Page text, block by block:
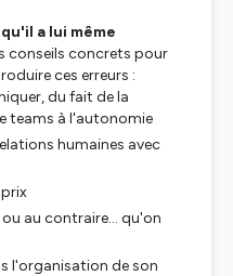
a lui même
conseils concrets pour
ces erreurs :
du fait de la
teams à l'autonomie
humaines avec
au contraire... qu'on
l'organisation de son